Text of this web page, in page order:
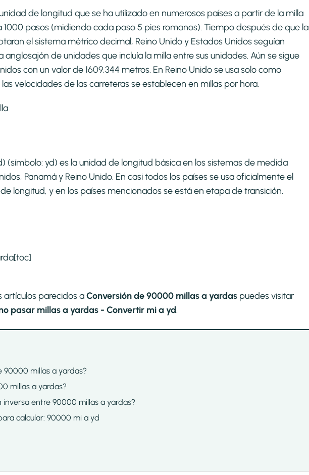
de longitud que se ha utilizado en numerosos países a partir de la milla
1000 pasos (midiendo cada paso 5 pies romanos). Tiempo después de que la
el sistema métrico decimal, Reino Unido y Estados Unidos seguían
de unidades que incluía la milla entre sus unidades. Aún se sigue
con un valor de 1609,344 metros. En Reino Unido se usa solo como
velocidades de las carreteras se establecen en millas por hora.
(símbolo: yd) es la unidad de longitud básica en los sistemas de medida
Panamá y Reino Unido. En casi todos los países se usa oficialmente el
longitud, y en los países mencionados se está en etapa de transición.​
[toc]
artículos parecidos aConversión de 90000 millas a yardas puedes visitar
pasar millas a yardas - Convertir mi a yd.
90000 millas a yardas?
millas a yardas?
inversa entre 90000 millas a yardas?
calcular: 90000 mi a yd